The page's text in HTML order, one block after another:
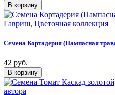
Семена Кортадерия (Пампасная
42 руб.